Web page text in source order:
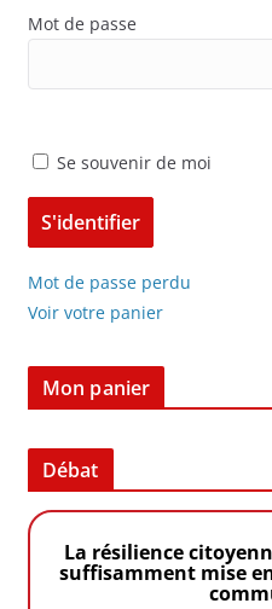
Mot de passe
Se souvenir de moi
Mot de passe perdu
Voir votre panier
Mon panier
Débat
La résilience
suffisamment mise